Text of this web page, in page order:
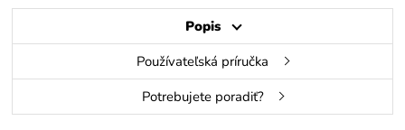
Popis
Používateľská príručka
Potrebujete poradiť?